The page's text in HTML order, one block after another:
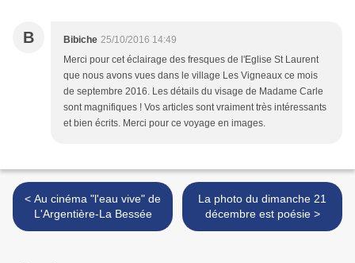
B Bibiche 25/10/2016 14:49
Merci pour cet éclairage des fresques de l'Eglise St Laurent
que nous avons vues dans le village Les Vigneaux ce mois
de septembre 2016. Les détails du visage de Madame Carle
sont magnifiques ! Vos articles sont vraiment très intéressants
et bien écrits. Merci pour ce voyage en images.
< Au cinéma "l'eau vive" de
L'Argentière-La Bessée
La photo du dimanche 21
décembre est poésie >